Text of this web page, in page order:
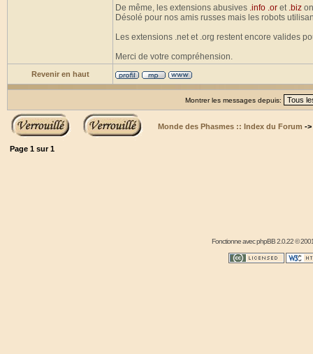
De même, les extensions abusives .info .or et .biz
Désolé pour nos amis russes mais les robots
Les extensions .net et .org restent encore valides
Merci de votre compréhension.
Revenir en haut
Montrer les messages depuis:
Monde des Phasmes :: Index du Forum ->
Page 1 sur1
Fonctionne avecphpBB2.0.22 ©